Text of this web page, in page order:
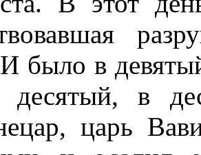
И было в
в
царь